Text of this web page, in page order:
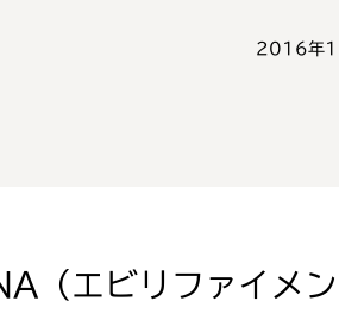
2016年
（エビリファイメ